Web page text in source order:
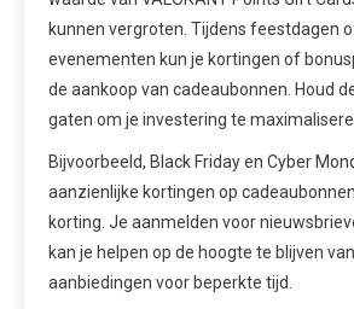
kunnen vergroten. Tijdens feestdagen
evenementen kun je kortingen of
de aankoop van cadeaubonnen. Houd
gaten om je investering te
Bijvoorbeeld, Black Friday en Cyber
aanzienlijke kortingen op
korting. Je aanmelden voor
kan je helpen op de hoogte te blijven
aanbiedingen voor beperkte tijd.